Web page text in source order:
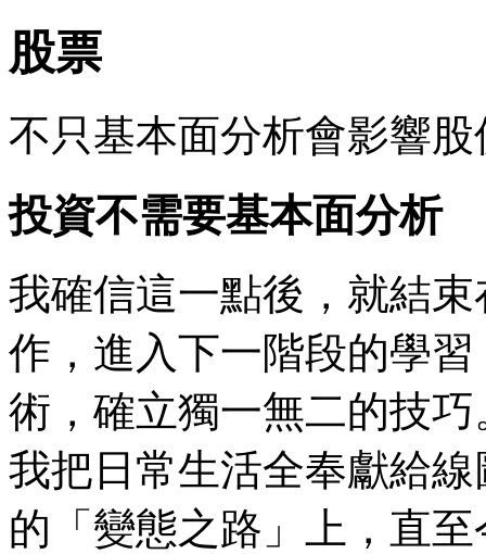
股票
不只基本面分析會影響
投資不需要基本面分析
我確信這一點後，就結
作，進入下一階段的學
術，確立獨一無二的技
我把日常生活全奉獻給
的「變態之路」上，直至